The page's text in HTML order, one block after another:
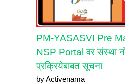
PM-YASASVI Pre
NSP Portal वर संस्था
प्रक्रियेबाबत सूचना
by Activenama